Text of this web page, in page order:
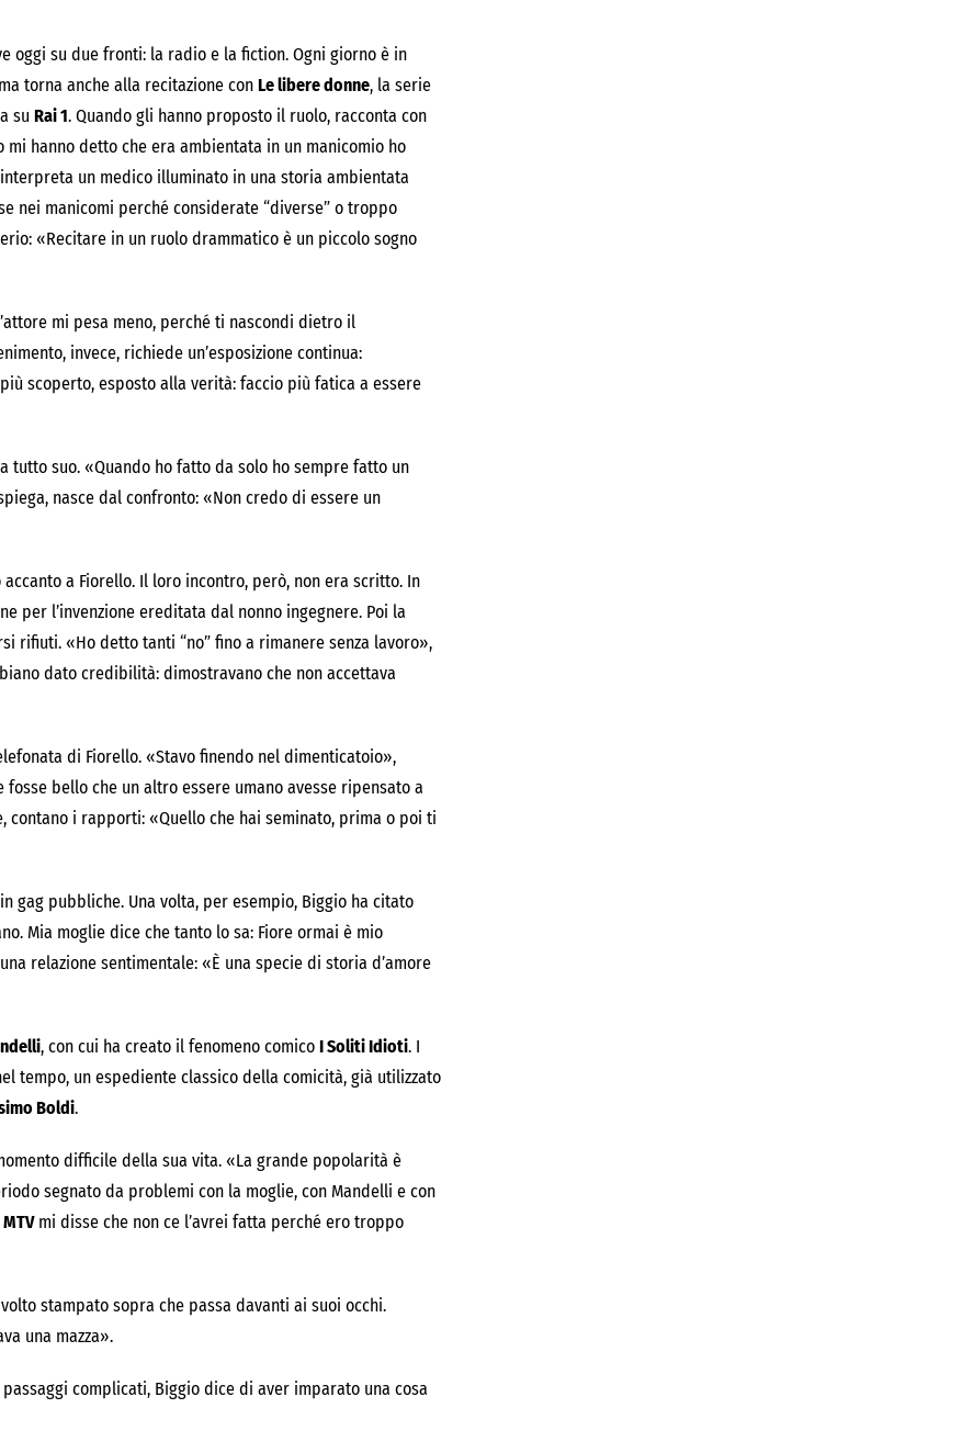
oggi su due fronti: la radio e la fiction. Ogni giorno è in
torna anche alla recitazione con Le libere donne, la serie
su Rai 1. Quando gli hanno proposto il ruolo, racconta con
hanno detto che era ambientata in un manicomio ho
un medico illuminato in una storia ambientata
nei manicomi perché considerate “diverse” o troppo
«Recitare in un ruolo drammatico è un piccolo sogno
mi pesa meno, perché ti nascondi dietro il
invece, richiede un’esposizione continua:
scoperto, esposto alla verità: faccio più fatica a essere
tutto suo. «Quando ho fatto da solo ho sempre fatto un
nasce dal confronto: «Non credo di essere un
a Fiorello. Il loro incontro, però, non era scritto. In
per l’invenzione ereditata dal nonno ingegnere. Poi la
rifiuti. «Ho detto tanti “no” fino a rimanere senza lavoro»,
dato credibilità: dimostravano che non accettava
di Fiorello. «Stavo finendo nel dimenticatoio»,
bello che un altro essere umano avesse ripensato a
contano i rapporti: «Quello che hai seminato, prima o poi ti
gag pubbliche. Una volta, per esempio, Biggio ha citato
Mia moglie dice che tanto lo sa: Fiore ormai è mio
relazione sentimentale: «È una specie di storia d’amore
, con cui ha creato il fenomeno comico I Soliti Idioti. I
tempo, un espediente classico della comicità, già utilizzato
Boldi.
difficile della sua vita. «La grande popolarità è
segnato da problemi con la moglie, con Mandelli e con
MTVmi disse che non ce l’avrei fatta perché ero troppo
stampato sopra che passa davanti ai suoi occhi.
una mazza».
complicati, Biggio dice di aver imparato una cosa